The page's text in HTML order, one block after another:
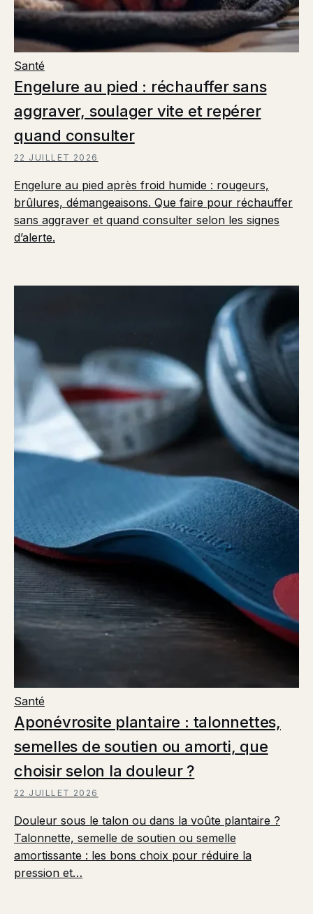
Santé
Engelure au pied : réchauffer sans
aggraver, soulager vite et repérer
quand consulter
22 JUILLET 2026
Engelure au pied après froid humide : rougeurs,
brûlures, démangeaisons. Que faire pour réchauffer
sans aggraver et quand consulter selon les signes
d’alerte.
Santé
Aponévrosite plantaire : talonnettes,
semelles de soutien ou amorti, que
choisir selon la douleur ?
22 JUILLET 2026
Douleur sous le talon ou dans la voûte plantaire ?
Talonnette, semelle de soutien ou semelle
amortissante : les bons choix pour réduire la
pression et…